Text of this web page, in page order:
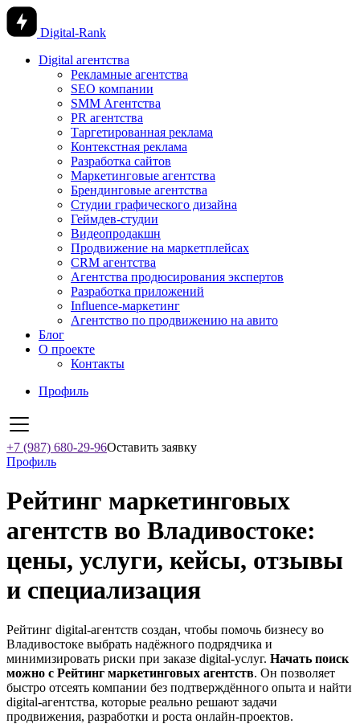
Digital-Rank
Digital агентства
Рекламные агентства
SEO компании
SMM Агентства
PR агентства
Таргетированная реклама
Контекстная реклама
Разработка сайтов
Маркетинговые агентства
Брендинговые агентства
Студии графического дизайна
Геймдев-студии
Видеопродакшн
Продвижение на маркетплейсах
CRM агентства
Агентства продюсирования экспертов
Разработка приложений
Influence-маркетинг
Агентство по продвижению на авито
Блог
О проекте
Контакты
Профиль
+7 (987) 680-29-96Оставить заявку
Профиль
Рейтинг маркетинговых
агентств во Владивостоке:
цены, услуги, кейсы, отзывы
и специализация
Рейтинг digital-агентств создан, чтобы помочь бизнесу во
Владивостоке выбрать надёжного подрядчика и
минимизировать риски при заказе digital-услуг. Начать поиск
можно с Рейтинг маркетинговых агентств. Он позволяет
быстро отсеять компании без подтверждённого опыта и найти
digital-агентства, которые реально решают задачи
продвижения, разработки и роста онлайн-проектов.